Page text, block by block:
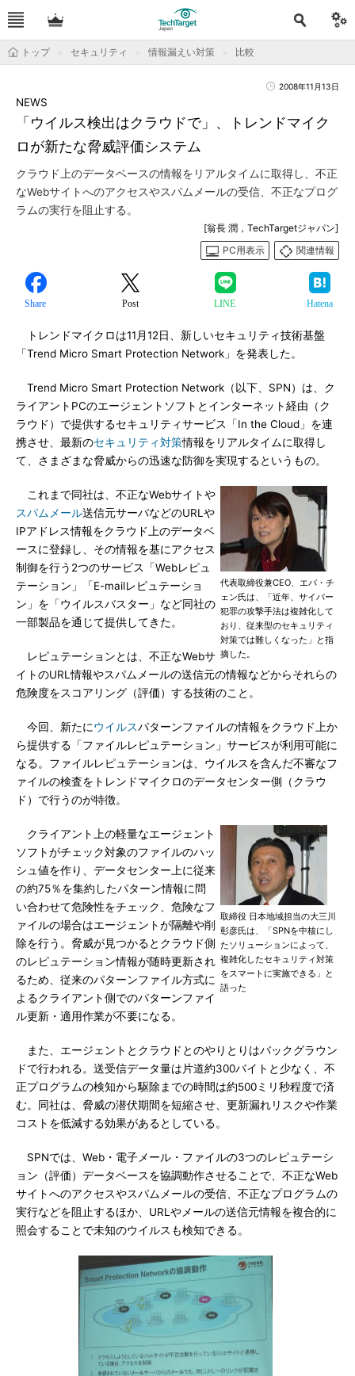
トップ セキュリティ 情報漏えい対策 比較
2008年11月13日
「ウイルス検出はクラウドで」、トレンドマイク
ロが新たな脅威評価システム
NEWS
クラウド上のデータベースの情報をリアルタイムに取得し、不正
なWebサイトへのアクセスやスパムメールの受信、不正なプログ
ラムの実行を阻止する。
[翁長 潤，TechTargetジャパン]
PC用表示
関連情報
Share Post LINE Hatena
トレンドマイクロは11月12日、新しいセキュリティ技術基盤
「Trend Micro Smart Protection Network」を発表した。
Trend Micro Smart Protection Network（以下、SPN）は、ク
ライアントPCのエージェントソフトとインターネット経由（ク
ラウド）で提供するセキュリティサービス「In the Cloud」を連
携させ、最新のセキュリティ対策情報をリアルタイムに取得し
て、さまざまな脅威からの迅速な防御を実現するというもの。
代表取締役兼CEO、エバ・チ
ェン氏は、「近年、サイバー
犯罪の攻撃手法は複雑化して
おり、従来型のセキュリティ
対策では難しくなった」と指
摘した。
これまで同社は、不正なWebサイトや
スパムメール送信元サーバなどのURLや
IPアドレス情報をクラウド上のデータベ
ースに登録し、その情報を基にアクセス
制御を行う2つのサービス「Webレピュ
テーション」「E-mailレピュテーショ
ン」を「ウイルスバスター」など同社の
一部製品を通じて提供してきた。
レピュテーションとは、不正なWebサ
イトのURL情報やスパムメールの送信元の情報などからそれらの
危険度をスコアリング（評価）する技術のこと。
今回、新たにウイルスパターンファイルの情報をクラウド上か
ら提供する「ファイルレピュテーション」サービスが利用可能に
なる。ファイルレピュテーションは、ウイルスを含んだ不審なフ
ァイルの検査をトレンドマイクロのデータセンター側（クラウ
ド）で行うのが特徴。
取締役 日本地域担当の大三川
彰彦氏は、「SPNを中核にし
たソリューションによって、
複雑化したセキュリティ対策
をスマートに実施できる」と
語った
クライアント上の軽量なエージェント
ソフトがチェック対象のファイルのハッ
シュ値を作り、データセンター上に従来
の約75％を集約したパターン情報に問
い合わせて危険性をチェック、危険なフ
ァイルの場合はエージェントが隔離や削
除を行う。脅威が見つかるとクラウド側
のレピュテーション情報が随時更新され
るため、従来のパターンファイル方式に
よるクライアント側でのパターンファイ
ル更新・適用作業が不要になる。
また、エージェントとクラウドとのやりとりはバックグラウン
ドで行われる。送受信データ量は片道約300バイトと少なく、不
正プログラムの検知から駆除までの時間は約500ミリ秒程度で済
む。同社は、脅威の潜伏期間を短縮させ、更新漏れリスクや作業
コストを低減する効果があるとしている。
SPNでは、Web・電子メール・ファイルの3つのレピュテーシ
ョン（評価）データベースを協調動作させることで、不正なWeb
サイトへのアクセスやスパムメールの受信、不正なプログラムの
実行などを阻止するほか、URLやメールの送信元情報を複合的に
照会することで未知のウイルスも検知できる。